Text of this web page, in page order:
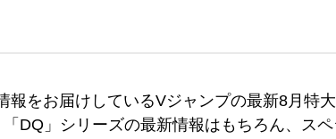
報をお届けしているVジャンプの最新8月
DQ」シリーズの最新情報はもちろん、ス